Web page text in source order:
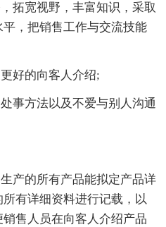
拓宽视野，丰富知识，采取
，把销售工作与交流技能
好的向客人介绍;
事方法以及不爱与别人沟通
产的所有产品能拟定产品详
有详细资料进行记载，以
售人员在向客人介绍产品